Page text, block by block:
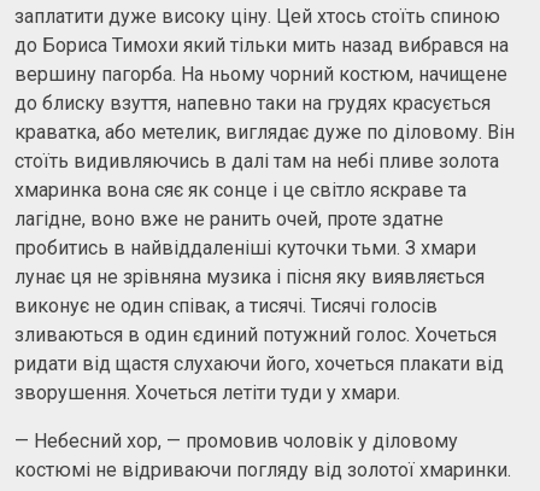
заплатити дуже високу ціну. Цей хтось стоїть спиною
до Бориса Тимохи який тільки мить назад вибрався на
вершину пагорба. На ньому чорний костюм, начищене
до блиску взуття, напевно таки на грудях красується
краватка, або метелик, виглядає дуже по діловому. Він
стоїть видивляючись в далі там на небі пливе золота
хмаринка вона сяє як сонце і це світло яскраве та
лагідне, воно вже не ранить очей, проте здатне
пробитись в найвіддаленіші куточки тьми. З хмари
лунає ця не зрівняна музика і пісня яку виявляється
виконує не один співак, а тисячі. Тисячі голосів
зливаються в один єдиний потужний голос. Хочеться
ридати від щастя слухаючи його, хочеться плакати від
зворушення. Хочеться летіти туди у хмари.
— Небесний хор, — промовив чоловік у діловому
костюмі не відриваючи погляду від золотої хмаринки.